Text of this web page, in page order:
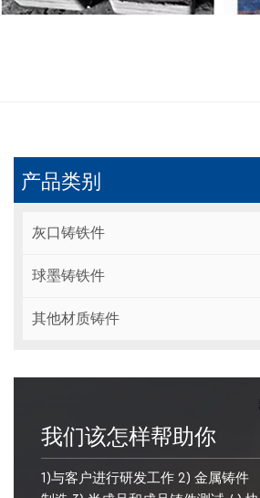
产品类别
灰口铸铁件
球墨铸铁件
其他材质铸件
我们该怎样帮助你
1)与客户进行研发工作 2) 金属铸件